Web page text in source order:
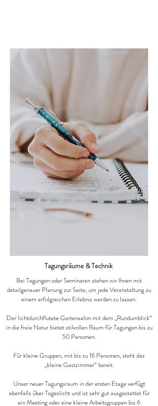
Tagungsräume & Technik
Bei Tagungen oder Seminaren stehen wir Ihnen mit
detailgenauer Planung zur Seite, um jede Veranstaltung zu
einem erfolgreichen Erlebnis werden zu lassen.
Der lichtdurchflutete Gartensalon mit dem „Rundumblick“
in die freie Natur bietet stilvollen Raum für Tagungen bis zu
50 Personen.
Für kleine Gruppen, mit bis zu 16 Personen, steht das
„kleine Gastzimmer“ bereit.
Unser neuer Tagungsraum in der ersten Etage verfügt
ebenfalls über Tageslicht und ist sehr gut ausgestattet für
ein Meeting oder eine kleine Arbeitsgruppen bis 6